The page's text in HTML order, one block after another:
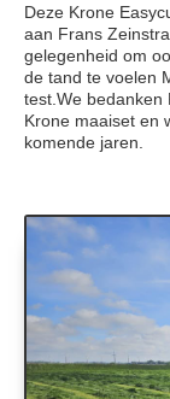
Deze Krone
aan Frans
gelegenheid om
de tand te voelen
test.We bedanken
Krone maaiset en
komende jaren.